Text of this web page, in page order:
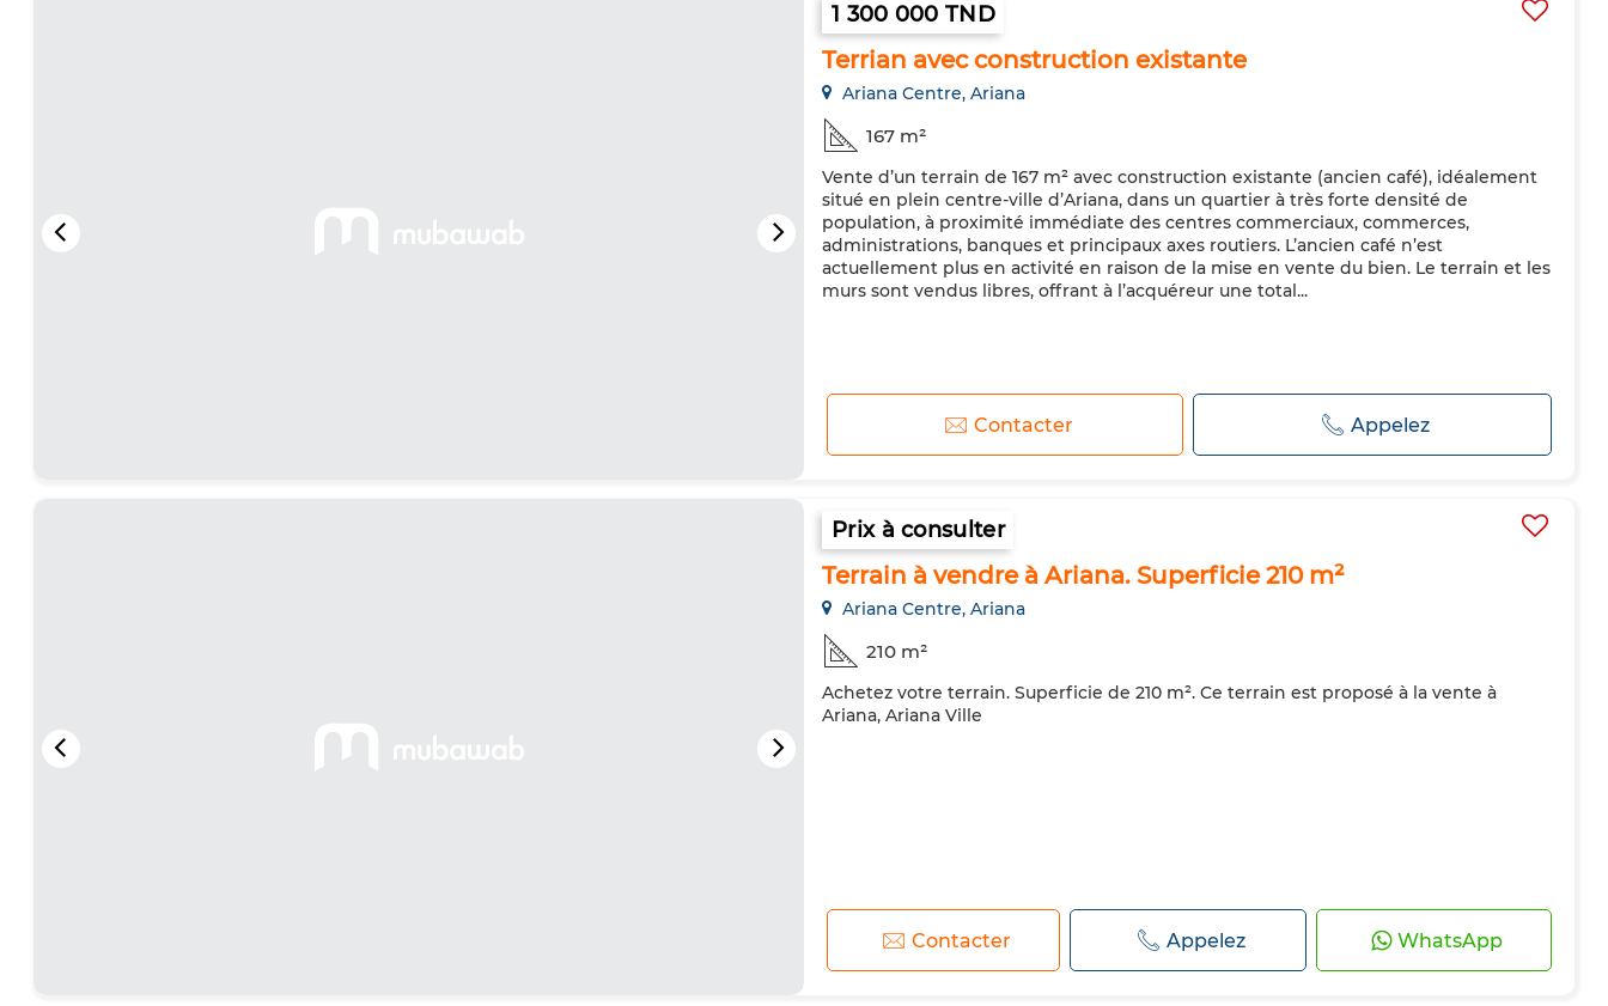
1 300 000 TND
Terrian avec construction existante
Ariana Centre, Ariana
167 m²
Vente d’un terrain de 167 m² avec construction existante (ancien café), idéalement
situé en plein centre-ville d’Ariana, dans un quartier à très forte densité de
population, à proximité immédiate des centres commerciaux, commerces,
administrations, banques et principaux axes routiers. L’ancien café n’est
actuellement plus en activité en raison de la mise en vente du bien. Le terrain et les
murs sont vendus libres, offrant à l’acquéreur une total...
Contacter Appelez
Prix à consulter
Terrain à vendre à Ariana. Superficie 210 m²
Ariana Centre, Ariana
210 m²
Achetez votre terrain. Superficie de 210 m². Ce terrain est proposé à la vente à
Ariana, Ariana Ville
Contacter Appelez WhatsApp